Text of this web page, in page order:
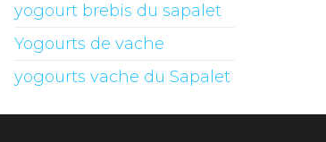
yogourt brebis du sapalet
Yogourts de vache
yogourts vache du Sapalet